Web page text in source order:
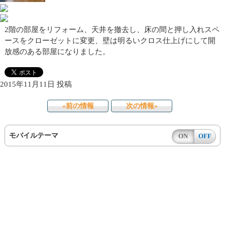
2階の部屋をリフォーム、天井を撤去し、床の間と押し入れスペ
ースをクローゼットに変更、壁は明るいクロス仕上げにして開
放感のある部屋になりました。
2015年11月11日 投稿
«前の情報 次の情報»
モバイルテーマ ON OFF